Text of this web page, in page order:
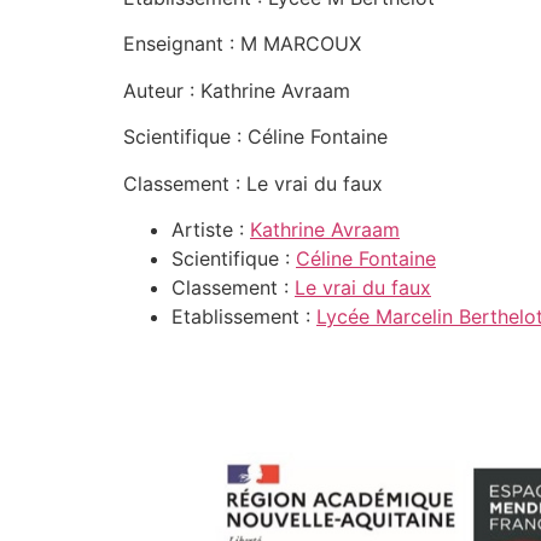
Enseignant : M MARCOUX
Auteur : Kathrine Avraam
Scientifique : Céline Fontaine
Classement : Le vrai du faux
Artiste : Kathrine Avraam
Scientifique : Céline Fontaine
Classement : Le vrai du faux
Etablissement : Lycée Marcelin